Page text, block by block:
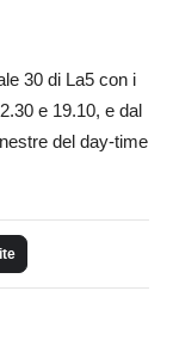
30 di La5 con i
e 19.10, e dal
del day-time